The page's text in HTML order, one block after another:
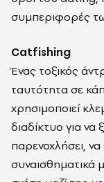
συμπεριφορές
Catfishing
Ένας τοξικός
ταυτότητα σε
χρησιμοποιεί
διαδίκτυο για να
παρενοχλήσει,
συναισθηματικά